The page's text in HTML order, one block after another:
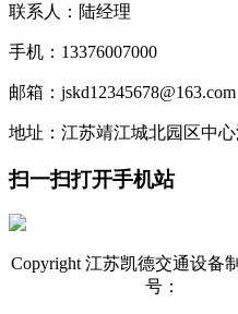
联系人：陆经理
手机：13376007000
邮箱：jskd12345678@163.com
地址：江苏靖江城北园区中
扫一扫打开手机站
Copyright 江苏凯德交通设备
号：